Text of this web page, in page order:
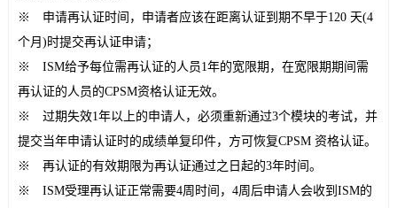
※ 申请再认证时间，申请者应该在距离认证到期不早于120 天(4
个月)时提交再认证申请；
※ ISM给予每位需再认证的人员1年的宽限期，在宽限期期间需
再认证的人员的CPSM资格认证无效。
※ 过期失效1年以上的申请人，必须重新通过3个模块的考试，并
提交当年申请认证时的成绩单复印件，方可恢复CPSM 资格认证。
※ 再认证的有效期限为再认证通过之日起的3年时间。
※ ISM受理再认证正常需要4周时间，4周后申请人会收到ISM的